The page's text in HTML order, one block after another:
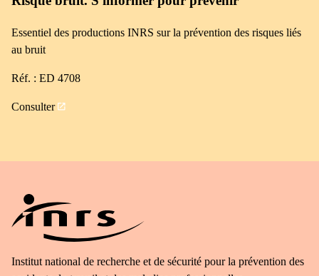
Essentiel des productions INRS sur la prévention des risques liés
au bruit
Réf. : ED 4708
Consulter
Institut national de recherche et de sécurité pour la prévention des